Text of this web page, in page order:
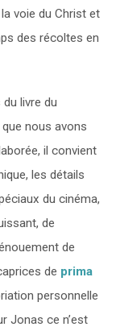
voie du Christ et
des récoltes en
livre du
nous avons
il convient
les détails
du cinéma,
de
de
de prima
personnelle
Jonas ce n’est